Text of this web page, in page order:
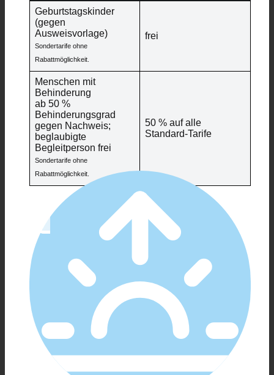
Geburtstagskinder
(gegen
Ausweisvorlage)
Sondertarife ohne
Rabattmöglichkeit.
frei
Menschen mit
Behinderung
ab 50 %
Behinderungsgrad
gegen Nachweis;
beglaubigte
Begleitperson frei
Sondertarife ohne
Rabattmöglichkeit.
50 % auf alle
Standard-Tarife